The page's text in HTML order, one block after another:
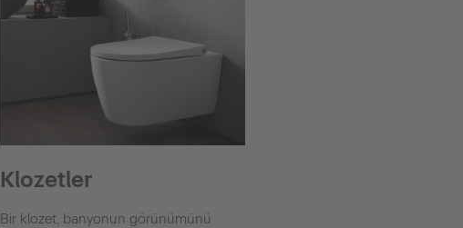
Klozetler
Bir klozet, banyonun görünümünü